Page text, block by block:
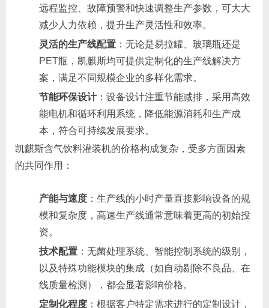
远程监控、故障预警和快速调整生产参数，可大大
减少人力依赖，提升生产灵活性和效率。
灵活的生产线配置 ：无论是易拉罐、玻璃瓶还是
PET瓶，凯麒斯均可提供定制化的生产线解决方
案，满足不同规模企业的多样化需求。
节能环保设计：设备设计注重节能减排，采用高效
能电机和循环利用系统，降低能源消耗和生产成
本，符合可持续发展要求。
凯麒斯含气饮料灌装机的价格构成复杂，受多方面因素
的共同作用：
产能与速度 ：生产线的小时产量直接影响设备的规
模和复杂度，高速生产线通常意味着更高的初始投
资。
技术配置 ：无菌处理系统、智能控制系统的级别，
以及特殊功能模块的集成（如自动剔除不良品、在
线质量检测），都会显著影响价格。
定制化程度 ：根据客户特定需求进行的定制设计，